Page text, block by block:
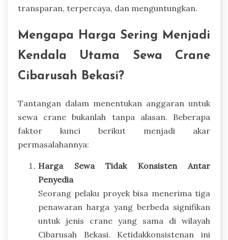
transparan, terpercaya, dan menguntungkan.
Mengapa Harga Sering Menjadi
Kendala Utama Sewa Crane
Cibarusah Bekasi?
Tantangan dalam menentukan anggaran untuk
sewa crane bukanlah tanpa alasan. Beberapa
faktor kunci berikut menjadi akar
permasalahannya:
Harga Sewa Tidak Konsisten Antar
Penyedia
Seorang pelaku proyek bisa menerima tiga
penawaran harga yang berbeda signifikan
untuk jenis crane yang sama di wilayah
Cibarusah Bekasi. Ketidakkonsistenan ini